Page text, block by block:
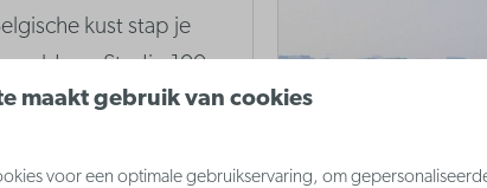
kust stap je
van Studio 100.
vele anderen staan te
dag te
maakt gebruik van cookies
voor een optimale gebruikservaring, om